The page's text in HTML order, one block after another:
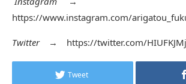
https://www.instagram.com/
Twitter→ https://twitter.com/
Tweet